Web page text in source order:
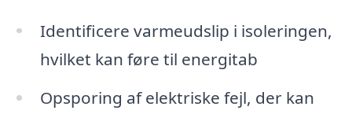
Identificere varmeudslip i isoleringen,
hvilket kan føre til energitab
Opsporing af elektriske fejl, der kan